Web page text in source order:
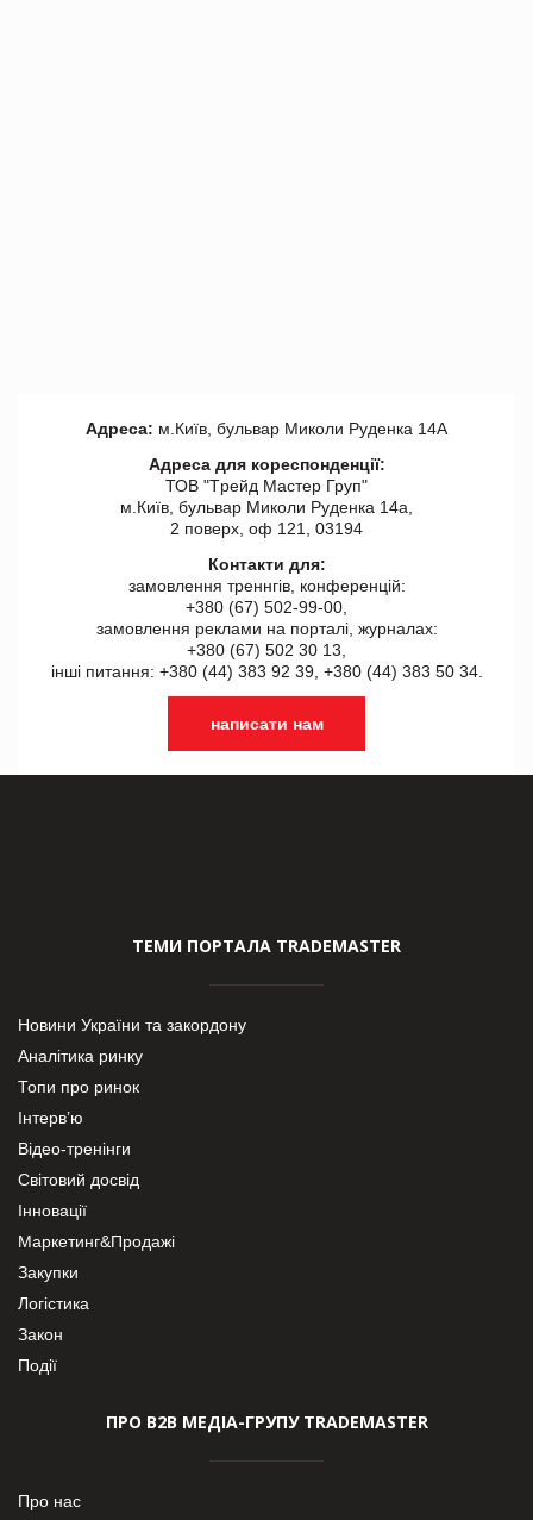
Адреса: м.Київ, бульвар Миколи Руденка 14А
Адреса для кореспонденції:
ТОВ "Tрейд Мастер Груп"
м.Київ, бульвар Миколи Руденка 14а,
2 поверх, оф 121, 03194
Контакти для:
замовлення треннгів, конференцій:
+380 (67) 502-99-00,
замовлення реклами на порталі, журналах:
+380 (67) 502 30 13,
інші питання: +380 (44) 383 92 39, +380 (44) 383 50 34.
написати нам
ТЕМИ ПОРТАЛА TRADEMASTER
Новини України та закордону
Аналітика ринку
Топи про ринок
Інтерв’ю
Відео-тренінги
Світовий досвід
Інновації
Маркетинг&Продажі
Закупки
Логістика
Закон
Події
ПРО В2В МЕДІА-ГРУПУ TRADEMASTER
Про нас